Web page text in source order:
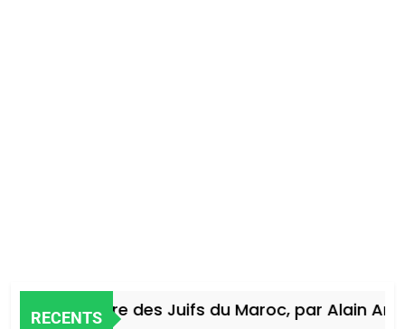
RECENTS
Histoire des Juifs du Maroc, par Alain Amiel